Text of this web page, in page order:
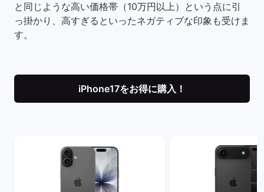
と同じような高い価格帯（10万円以上）という点に引
っ掛かり、高すぎるといったネガティブな印象も受けま
す。
iPhone17をお得に購入！